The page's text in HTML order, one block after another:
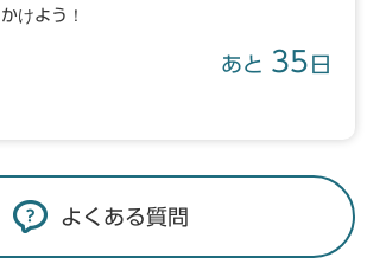
かけよう！
あと 35 日
よくある質問